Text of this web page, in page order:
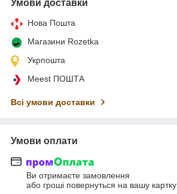
Умови доставки
Нова Пошта
Магазини Rozetka
Укрпошта
Meest ПОШТА
Всі умови доставки
Умови оплати
Ви отримаєте замовлення
або гроші повернуться на вашу картку